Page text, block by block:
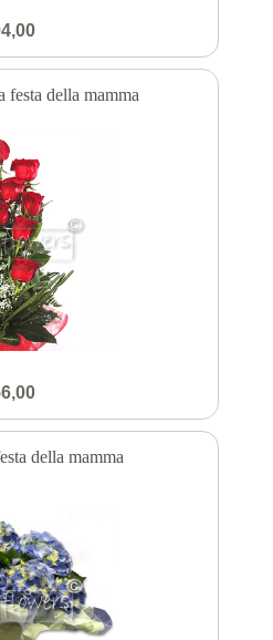
festa della mamma
della mamma